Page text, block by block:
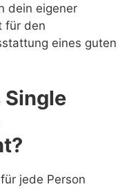
dein eigener
für den
eines guten
Single
jede Person